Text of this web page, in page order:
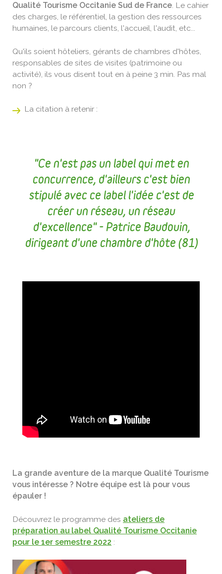
Qualité Tourisme Occitanie Sud de France. Le cahier
des charges, le référentiel, la gestion des ressources
humaines, le parcours clients, l'accueil, l'audit, etc...
Qu'ils soient hôteliers, gérants de chambres d'hôtes,
responsables de sites de visites (patrimoine ou
activité), ils vous disent tout en à peine 3 min. Pas mal
non ?
La citation à retenir :
"Ce n'est pas un label qui met en
concurrence, d'ailleurs c'est bien
stipulé avec ce label l'idée c'est de
créer un réseau, un réseau
d'excellence" - Patrice Baudouin,
dirigeant d'une chambre d'hôte (81)
La grande aventure de la marque Qualité Tourisme
vous intéresse ? Notre équipe est là pour vous
épauler !
Découvrez le programme des ateliers de
préparation au label Qualité Tourisme Occitanie
pour le 1er semestre 2022 :